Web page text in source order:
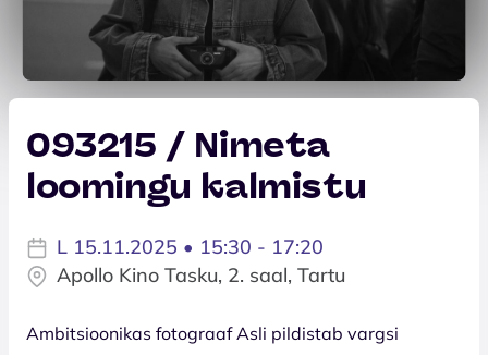
093215 / Nimeta
loomingu kalmistu
L 15.11.2025 • 15:30 - 17:20
Apollo Kino Tasku, 2. saal, Tartu
Ambitsioonikas fotograaf Asli pildistab vargsi